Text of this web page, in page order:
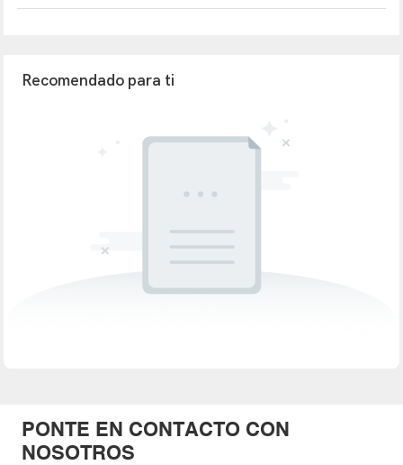
Recomendado para ti
PONTE EN CONTACTO CON
NOSOTROS